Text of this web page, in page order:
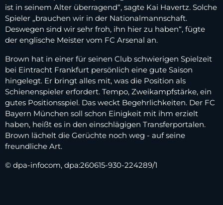
ist in seinem Alter überragend“, sagte Kai Havertz. Solche
Spieler „brauchen wir in der Nationalmannschaft.
Deswegen sind wir sehr froh, ihn hier zu haben“, fügte
der englische Meister vom FC Arsenal an.
Brown hat in einer für seinen Club schwierigen Spielzeit
bei Eintracht Frankfurt persönlich eine gute Saison
hingelegt. Er bringt alles mit, was die Position als
Schienenspieler erfordert. Tempo, Zweikampfstärke, ein
gutes Positionsspiel. Das weckt Begehrlichkeiten. Der FC
Bayern München soll schon Einigkeit mit ihm erzielt
haben, heißt es in den einschlägigen Transferportalen.
Brown lächelt die Gerüchte noch weg - auf seine
freundliche Art.
© dpa-infocom, dpa:260615-930-224289/1